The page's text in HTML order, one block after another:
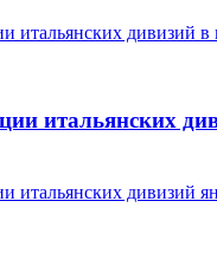
итальянских